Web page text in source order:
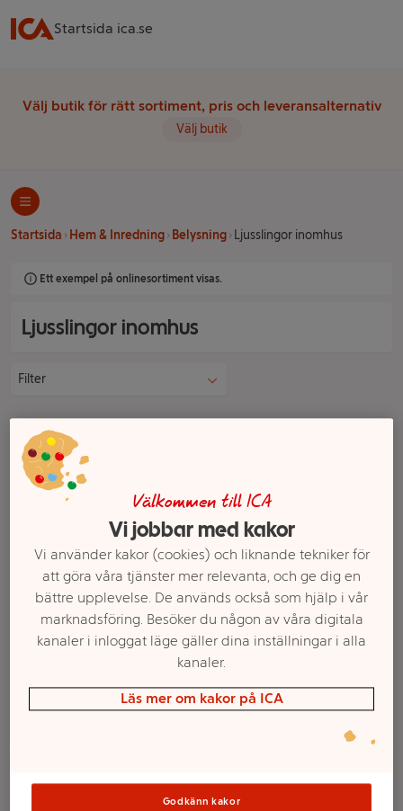
Startsida ica.se
Välj butik för rätt sortiment, pris och leveransalternativ
Välj butik
Startsida Hem & Inredning Belysning Ljusslingor inomhus
Ett exempel på onlinesortiment visas.
Ljusslingor inomhus
Filter
Ljusslinga Risboll 10Lvit
Star Trading
Välj butik
Ljusslinga Clippy
Klädnypor Star Trading
Välj butik
Välkommen till ICA
Vi jobbar med kakor
Vi använder kakor (cookies) och liknande tekniker för
att göra våra tjänster mer relevanta, och ge dig en
bättre upplevelse. De används också som hjälp i vår
marknadsföring. Besöker du någon av våra digitala
kanaler i inloggat läge gäller dina inställningar i alla
kanaler.
Läs mer om kakor på ICA
Godkänn kakor